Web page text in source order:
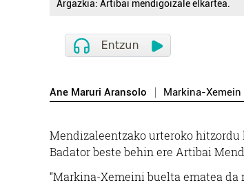
Argazkia: Artibai mendigoizale elkartea.
Ane Maruri Aransolo Markina-Xemein
Mendizaleentzako urteroko hitzordu
Badator beste behin ere Artibai
“Markina-Xemeini buelta ematea da